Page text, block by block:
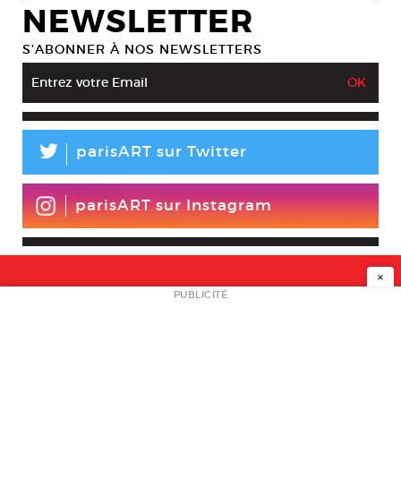
NEWSLETTER
S’ABONNER À NOS NEWSLETTERS
L parisART sur Twitter
parisART sur Instagram
NEWSLETTER
×
PUBLICITÉ